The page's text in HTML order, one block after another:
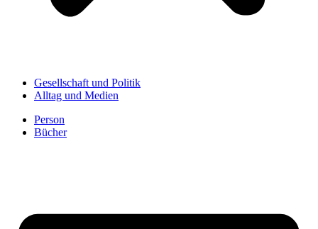
Gesellschaft und Politik
Alltag und Medien
Person
Bücher